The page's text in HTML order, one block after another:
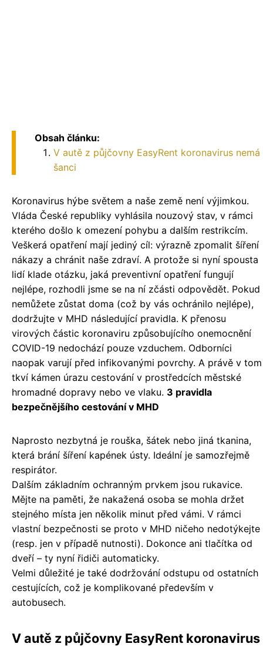
Obsah článku:
V autě z půjčovny EasyRent koronavirus nemá
šanci
Koronavirus hýbe světem a naše země není výjimkou.
Vláda České republiky vyhlásila nouzový stav, v rámci
kterého došlo k omezení pohybu a dalším restrikcím.
Veškerá opatření mají jediný cíl: výrazně zpomalit šíření
nákazy a chránit naše zdraví. A protože si nyní spousta
lidí klade otázku, jaká preventivní opatření fungují
nejlépe, rozhodli jsme se na ní zčásti odpovědět. Pokud
nemůžete zůstat doma (což by vás ochránilo nejlépe),
dodržujte v MHD následující pravidla. K přenosu
virových částic koronaviru způsobujícího onemocnění
COVID-19 nedochází pouze vzduchem. Odborníci
naopak varují před infikovanými povrchy. A právě v tom
tkví kámen úrazu cestování v prostředcích městské
hromadné dopravy nebo ve vlaku. 3 pravidla
bezpečnějšího cestování v MHD
Naprosto nezbytná je rouška, šátek nebo jiná tkanina,
která brání šíření kapének ústy. Ideální je samozřejmě
respirátor.
Dalším základním ochranným prvkem jsou rukavice.
Mějte na paměti, že nakažená osoba se mohla držet
stejného místa jen několik minut před vámi. V rámci
vlastní bezpečnosti se proto v MHD ničeho nedotýkejte
(resp. jen v případě nutnosti). Dokonce ani tlačítka od
dveří – ty nyní řidiči automaticky.
Velmi důležité je také dodržování odstupu od ostatních
cestujících, což je komplikované především v
autobusech.
V autě z půjčovny EasyRent koronavirus